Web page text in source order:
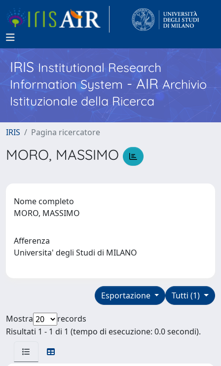
IRISInstitutional Research
Information System - AIR Archivio
Istituzionale della Ricerca
IRIS Pagina ricercatore
MORO, MASSIMO
Nome completo
MORO, MASSIMO
Afferenza
Universita' degli Studi di MILANO
Tutti (1)
Esportazione
Mostra
records
Risultati 1 - 1 di 1 (tempo di esecuzione: 0.0 secondi).